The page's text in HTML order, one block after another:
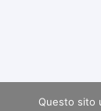
Questo sito